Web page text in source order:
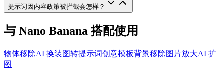
提示词因内容政策被拦截会怎样？
与 Nano Banana 搭配使用
物体移除AI 换装图转提示词创意模板背景移除图片放大AI 扩
图